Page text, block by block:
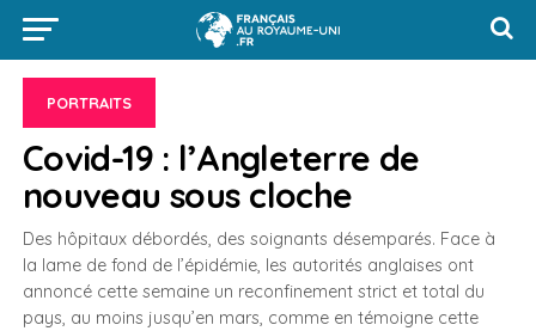
PORTRAITS
Covid-19 : l’Angleterre de
nouveau sous cloche
Des hôpitaux débordés, des soignants désemparés. Face à
la lame de fond de l’épidémie, les autorités anglaises ont
annoncé cette semaine un reconfinement strict et total du
pays, au moins jusqu’en mars, comme en témoigne cette